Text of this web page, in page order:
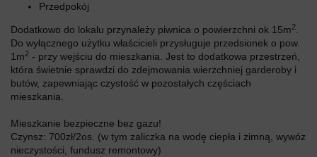
Przedpokój
Dodatkowo do lokalu przynależy piwnica o powierzchni ok 15m2
Do wyłącznego użytku właścicieli przysługuje przedsionek o pow.
1m2 - przy wejściu do mieszkania. Jest to dodatkowa przestrzeń,
która świetnie sprawdzi do zdejmowania wierzchniej garderoby i
butów, zapewniając czystość w pozostałych częściach
mieszkania.
Mieszkanie bezpieczne bez gazu!
Czynsz: 700zł/2os. (w tym zaliczka na wodę ciepła i zimną, wywóz
nieczystości, fundusz remontowy)